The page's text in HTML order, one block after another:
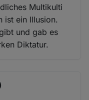
Multikulti
ist ein Illusion.
und gab es
Diktatur.